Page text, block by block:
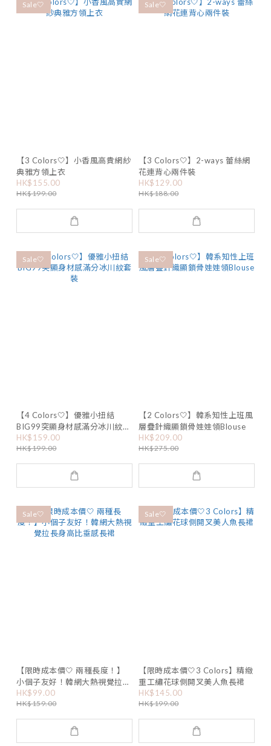
Sale🤍
【3 Colors🤍】小香風高貴網紗
典雅方領上衣
HK$155.00
HK$199.00
Sale🤍
【3 Colors🤍】2-ways 蕾絲網
花連背心兩件裝
HK$129.00
HK$188.00
Sale🤍
【4 Colors🤍】優雅小扭結
BIG99突顯身材感滿分冰川紋套
裝
HK$159.00
HK$199.00
Sale🤍
【2 Colors🤍】韓系知性上班風
層疊針織顯鎖骨娃娃領Blouse
HK$209.00
HK$275.00
Sale🤍
【限時成本價🤍 兩種長度！】
小個子友好！韓網大熱視覺拉長
身高比垂感長裙
HK$99.00
HK$159.00
Sale🤍
【限時成本價🤍3 Colors】精緻
重工繡花球側開叉美人魚長裙
HK$145.00
HK$199.00